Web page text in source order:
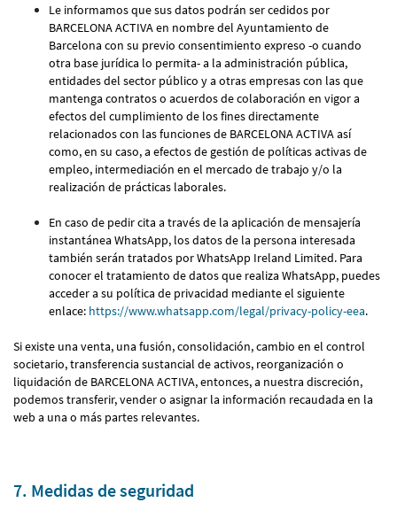
Le informamos que sus datos podrán ser cedidos por
BARCELONA ACTIVA en nombre del Ayuntamiento de
Barcelona con su previo consentimiento expreso -o cuando
otra base jurídica lo permita- a la administración pública,
entidades del sector público y a otras empresas con las que
mantenga contratos o acuerdos de colaboración en vigor a
efectos del cumplimiento de los fines directamente
relacionados con las funciones de BARCELONA ACTIVA así
como, en su caso, a efectos de gestión de políticas activas de
empleo, intermediación en el mercado de trabajo y/o la
realización de prácticas laborales.
En caso de pedir cita a través de la aplicación de mensajería
instantánea WhatsApp, los datos de la persona interesada
también serán tratados por WhatsApp Ireland Limited. Para
conocer el tratamiento de datos que realiza WhatsApp, puedes
acceder a su política de privacidad mediante el siguiente
enlace: https://www.whatsapp.com/legal/privacy-policy-eea.
Si existe una venta, una fusión, consolidación, cambio en el control
societario, transferencia sustancial de activos, reorganización o
liquidación de BARCELONA ACTIVA, entonces, a nuestra discreción,
podemos transferir, vender o asignar la información recaudada en la
web a una o más partes relevantes.
7. Medidas de seguridad